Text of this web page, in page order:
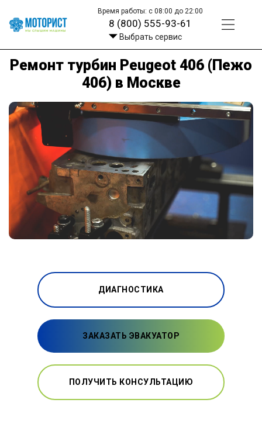
Время работы: с 08:00 до 22:00
8 (800) 555-93-61
Выбрать сервис
Ремонт турбин Peugeot 406 (Пежо
406) в Москве
ДИАГНОСТИКА
ЗАКАЗАТЬ ЭВАКУАТОР
ПОЛУЧИТЬ КОНСУЛЬТАЦИЮ